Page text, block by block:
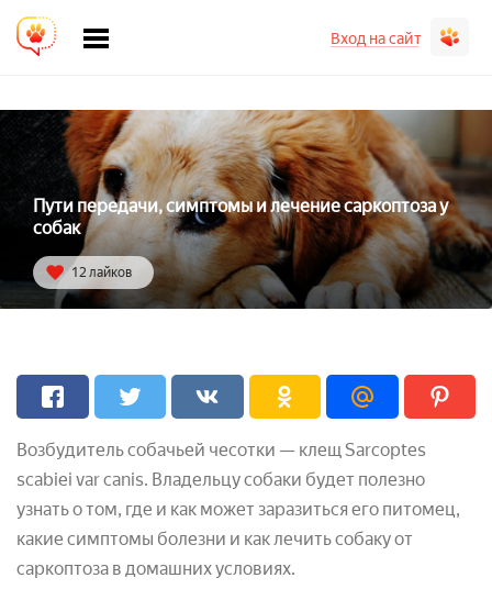
Вход на сайт
Пути передачи, симптомы и лечение саркоптоза у
собак
12 лайков
Возбудитель собачьей чесотки — клещ Sarcoptes
scabiei var canis. Владельцу собаки будет полезно
узнать о том, где и как может заразиться его питомец,
какие симптомы болезни и как лечить собаку от
саркоптоза в домашних условиях.